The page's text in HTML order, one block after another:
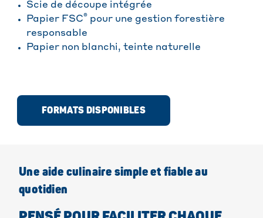
Scie de découpe intégrée
Papier FSC® pour une gestion forestière
responsable
Papier non blanchi, teinte naturelle
FORMATS DISPONIBLES
Une aide culinaire simple et fiable au
quotidien